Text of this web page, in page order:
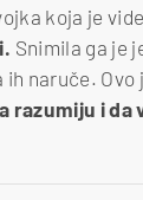
koja je
Snimila ga je
naruče. Ovo
razumiju i